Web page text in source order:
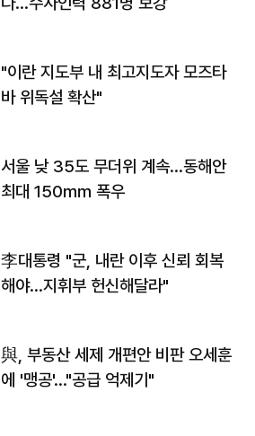
"이란 지도부 내 최고지도자 모즈타
바 위독설 확산"
서울 낮 35도 무더위 계속…동해안
최대 150㎜ 폭우
李대통령 "군, 내란 이후 신뢰 회복
해야…지휘부 헌신해달라"
與, 부동산 세제 개편안 비판 오세훈
에 '맹공'…"공급 억제기"